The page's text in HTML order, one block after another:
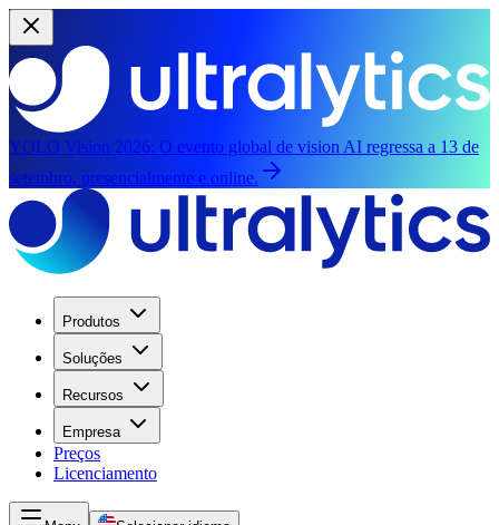
YOLO Vision 2026: O evento global de vision AI regressa a 13 de
setembro, presencialmente e online.
Produtos
Soluções
Recursos
Empresa
Preços
Licenciamento